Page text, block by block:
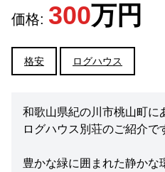
価格: 300万円
格安 ログハウス
和歌山県紀の川市桃山町に
ログハウス別荘のご紹介で
豊かな緑に囲まれた静かな